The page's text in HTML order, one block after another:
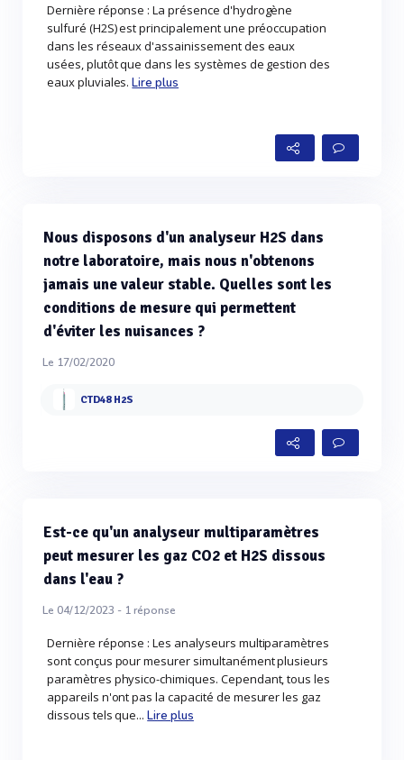
Dernière réponse : La présence d'hydrogène
sulfuré (H2S) est principalement une préoccupation
dans les réseaux d'assainissement des eaux
usées, plutôt que dans les systèmes de gestion des
eaux pluviales.Lire plus
Nous disposons d'un analyseur H2S dans
notre laboratoire, mais nous n'obtenons
jamais une valeur stable. Quelles sont les
conditions de mesure qui permettent
d'éviter les nuisances ?
Le 17/02/2020
CTD48 H2S
Est-ce qu'un analyseur multiparamètres
peut mesurer les gaz CO2 et H2S dissous
dans l'eau ?
Le 04/12/2023 - 1réponse
Dernière réponse : Les analyseurs multiparamètres
sont conçus pour mesurer simultanément plusieurs
paramètres physico-chimiques. Cependant, tous les
appareils n'ont pas la capacité de mesurer les gaz
dissous tels que...Lire plus